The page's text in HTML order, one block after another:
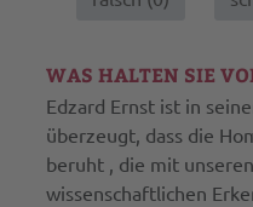
WAS HALTEN SIE
Edzard Ernst ist in
überzeugt, dass die
beruht , die mit
wissenschaftlichen